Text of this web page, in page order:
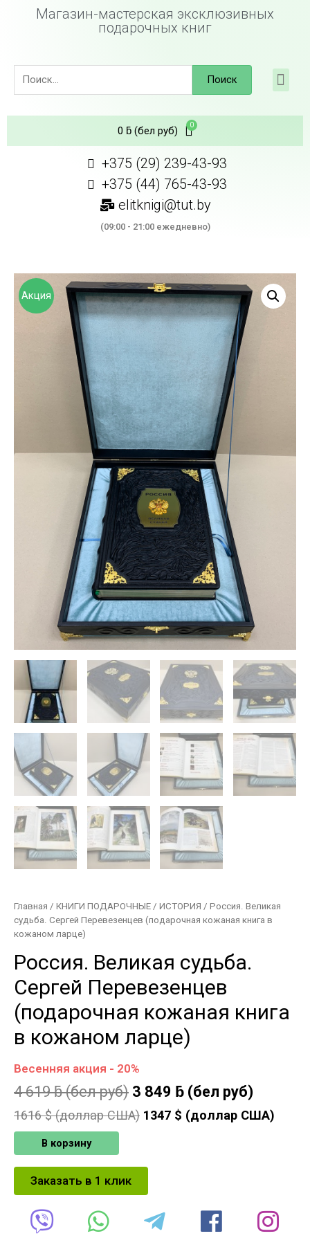
Магазин-мастерская эксклюзивных
подарочных книг
Поиск
0 ƃ(бел руб)
+375 (29) 239-43-93
+375 (44) 765-43-93
elitknigi@tut.by
(09:00 - 21:00 ежедневно)
Акция
Главная / КНИГИ ПОДАРОЧНЫЕ / ИСТОРИЯ / Россия. Великая
судьба. Сергей Перевезенцев (подарочная кожаная книга в
кожаном ларце)
Россия. Великая судьба.
Сергей Перевезенцев
(подарочная кожаная книга
в кожаном ларце)
Весенняя акция - 20%
4 619ƃ(бел руб) 3 849 ƃ (бел руб)
1616$ (доллар США) 1347 $ (доллар США)
В корзину
Заказать в 1 клик